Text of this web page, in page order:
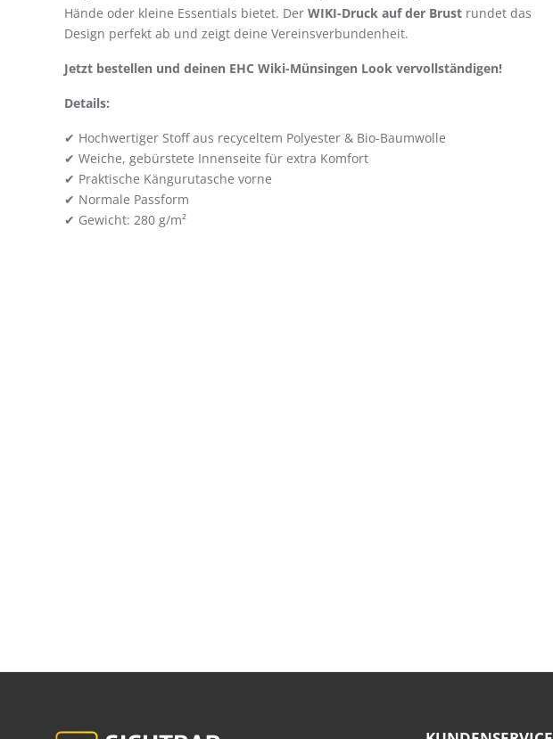
Hände oder kleine Essentials bietet. Der WIKI-Druck auf der Brust rundet das
Design perfekt ab und zeigt deine Vereinsverbundenheit.
Jetzt bestellen und deinen EHC Wiki-Münsingen Look vervollständigen!
Details:
✔ Hochwertiger Stoff aus recyceltem Polyester & Bio-Baumwolle
✔ Weiche, gebürstete Innenseite für extra Komfort
✔ Praktische Kängurutasche vorne
✔ Normale Passform
✔ Gewicht: 280 g/m²